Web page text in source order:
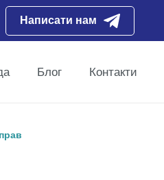
Написати нам
Блог Контакти